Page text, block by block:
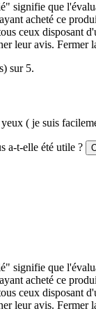
signifie que
acheté ce
ceux disposant
leur avis. Fermer
sur 5.
( je suis
a-t-elle été utile ?
signifie que
acheté ce
ceux disposant
leur avis. Fermer